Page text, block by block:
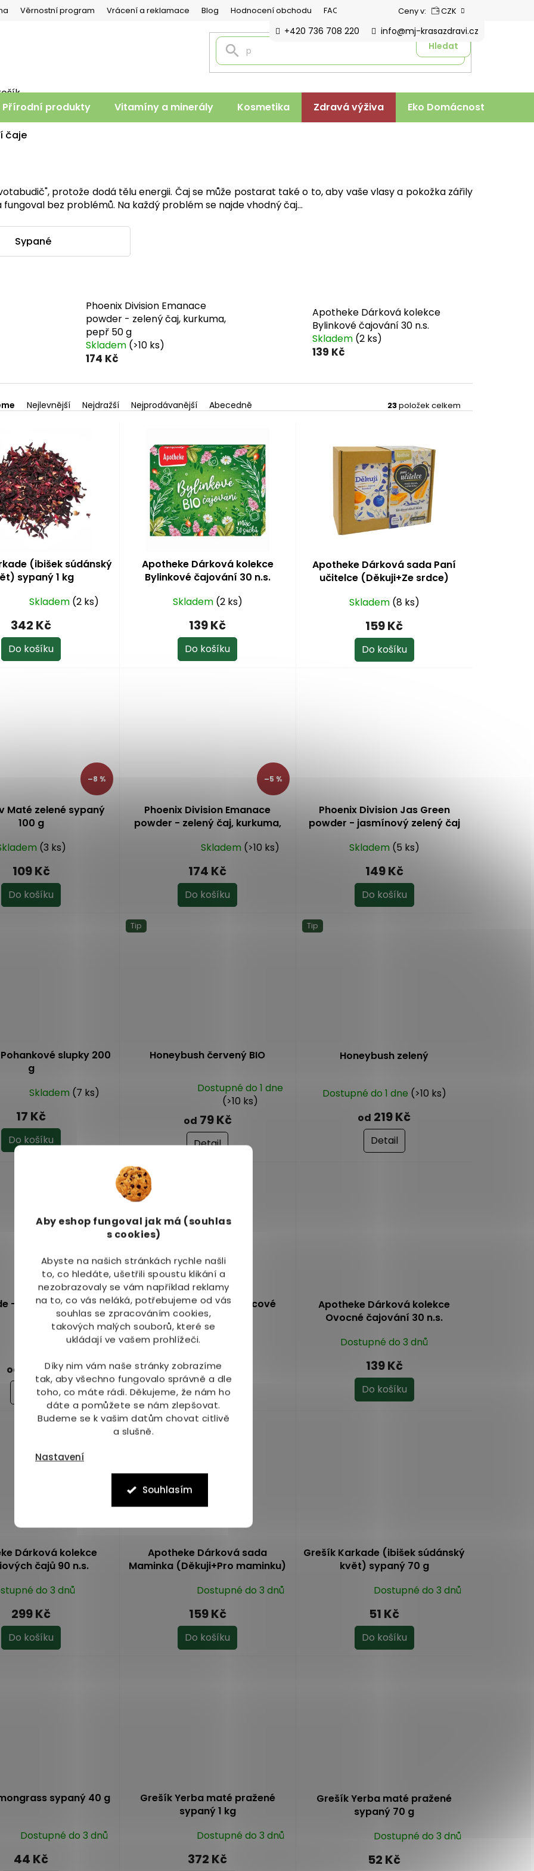
Aby eshop fungoval jak má (souhlas
s cookies)
Abyste na našich stránkách rychle našli
to, co hledáte, ušetřili spoustu klikání a
nezobrazovaly se vám například reklamy
na to, co vás neláká, potřebujeme od vás
souhlas se zpracováním cookies,
takových malých souborů, které se
ukládají ve vašem prohlížeči.
Díky nim vám naše stránky zobrazíme
tak, aby všechno fungovalo správně a dle
toho, co máte rádi. Děkujeme, že nám ho
dáte a pomůžete se nám zlepšovat.
Budeme se k vašim datům chovat citlivě
a slušně.
Nastavení
Souhlasím
Věrnostní program Vrácení a reklamace Blog Hodnocení obchodu FAQ Ceny v: CZK
Hledat
+420 736 708 220 info@mj-krasazdravi.cz
Přírodní produkty Vitamíny a minerály Kosmetika Zdravá výživa Eko Domácnost
čaje
protože dodá tělu energii. Čaj se může postarat také o to, aby vaše vlasy a pokožka zářily
bez problémů. Na každý problém se najde vhodný čaj…
Sypané
Phoenix Division Emanace
powder - zelený čaj, kurkuma,
pepř 50 g
Skladem (>10 ks)
174 Kč
Apotheke Dárková kolekce
Bylinkové čajování 30 n.s.
Skladem (2 ks)
139 Kč
Nejlevnější Nejdražší Nejprodávanější Abecedně 23položek celkem
(ibišek súdánský
sypaný 1 kg
Skladem (2 ks)
342 Kč
Do košíku
Apotheke Dárková kolekce
Bylinkové čajování 30 n.s.
Skladem (2 ks)
139 Kč
Do košíku
Apotheke Dárková sada Paní
učitelce (Děkuji+Ze srdce)
Skladem (8 ks)
159 Kč
Do košíku
–8 %
Maté zelené sypaný
100 g
(3 ks)
109 Kč
Do košíku
–5 %
Phoenix Division Emanace
powder - zelený čaj, kurkuma,
5
Skladem (>10 ks)
174 Kč
Do košíku
Phoenix Division Jas Green
powder - jasmínový zelený čaj
Skladem (5 ks)
149 Kč
Do košíku
slupky 200
g
Skladem (7 ks)
17 Kč
Do košíku
Tip
Honeybush červený BIO
5,0
z
5
hvězdiček.
Dostupné do 1 dne
(>10 ks)
od 79 Kč
Detail
Tip
Honeybush zelený
Dostupné do 1 dne (>10 ks)
od 219 Kč
Detail
- súdánský ibišek
Dostupné do 1 dne
od
59 Kč
Detail
ZdravýDen® BIO Borovicové
pupeny 30 g
Dostupné do 1 dne
189 Kč
Do košíku
Apotheke Dárková kolekce
Ovocné čajování 30 n.s.
Dostupné do 3 dnů
139 Kč
Do košíku
Dárková kolekce
čajů 90 n.s.
do 3 dnů
299 Kč
Do košíku
Apotheke Dárková sada
Maminka (Děkuji+Pro maminku)
Dostupné do 3 dnů
159 Kč
Do košíku
Grešík Karkade (ibišek súdánský
květ) sypaný 70 g
Dostupné do 3 dnů
51 Kč
Do košíku
sypaný 40 g
Dostupné do 3 dnů
44 Kč
Grešík Yerba maté pražené
sypaný 1 kg
Dostupné do 3 dnů
372 Kč
Grešík Yerba maté pražené
sypaný 70 g
Dostupné do 3 dnů
52 Kč